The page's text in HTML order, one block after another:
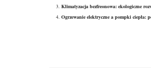
Klimatyzacja bezfreonowa: ekologiczne
Ogrzewanie elektryczne a pompki ciepła: